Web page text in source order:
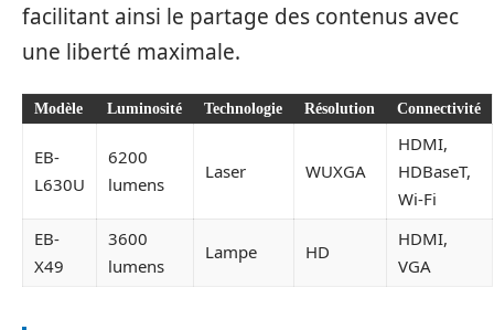
facilitant ainsi le partage des contenus avec
une liberté maximale.
Modèle Luminosité Technologie Résolution Connectivité
EB-
L630U
6200
lumens
Laser WUXGA
HDMI,
HDBaseT,
Wi-Fi
EB-
X49
3600
lumens
Lampe HD
HDMI,
VGA